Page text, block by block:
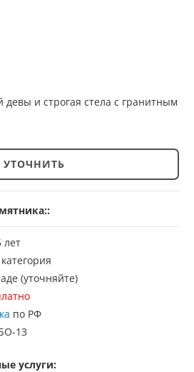
девы и строгая стела с гранитным
УТОЧНИТЬ
лет
(уточняйте)
по РФ
13
услуги: